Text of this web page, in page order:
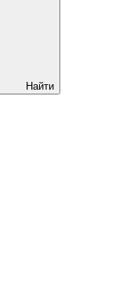
Найти